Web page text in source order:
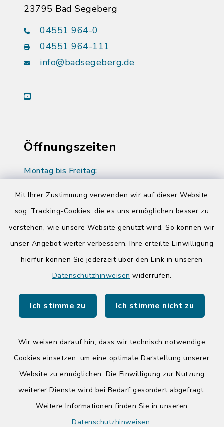
Mit Ihrer Zustimmung verwenden wir auf dieser Website
sog. Tracking-Cookies, die es uns ermöglichen besser zu
verstehen, wie unsere Website genutzt wird. So können wir
unser Angebot weiter verbessern. Ihre erteilte Einwilligung
hierfür können Sie jederzeit über den Link in unseren
Datenschutzhinweisen widerrufen.
Ich stimme zu Ich stimme nicht zu
Wir weisen darauf hin, dass wir technisch notwendige
Cookies einsetzen, um eine optimale Darstellung unserer
Website zu ermöglichen. Die Einwilligung zur Nutzung
weiterer Dienste wird bei Bedarf gesondert abgefragt.
Weitere Informationen finden Sie in unseren
Datenschutzhinweisen.
23795 Bad Segeberg
04551 964-0
04551 964-111
info@badsegeberg.de
youtube
Öffnungszeiten
Montag bis Freitag:
Donnerstag zusätzlich:
14:00-17:00 Uhr
Quicklinks
Tourist-Info der Stadt Bad Segeberg
Barrierefreiheit